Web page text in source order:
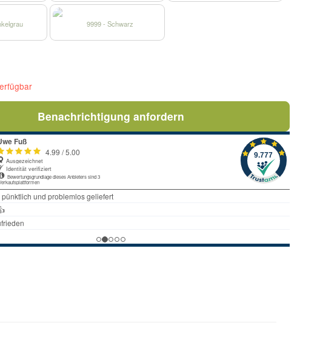
9999 - Schwarz
Benachrichtigung anfordern